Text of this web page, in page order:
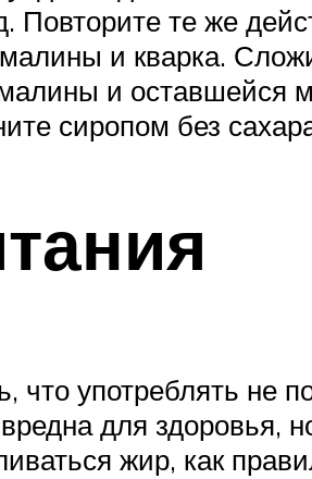
Повторите те же
и кварка.
и оставшейся
сиропом без
что употреблять
для здоровья,
жир, как